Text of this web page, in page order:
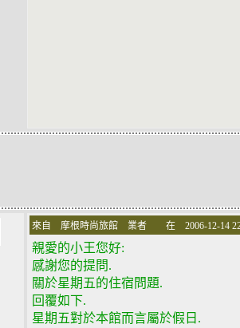
來自 摩根時尚旅館 業者 在 2006-12-14
親愛的小王您好:
感謝您的提問.
關於星期五的住宿問題.
回覆如下.
星期五對於本館而言屬於假日.